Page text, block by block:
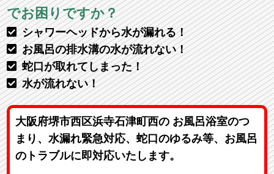
でお困りですか？
シャワーヘッドから水が漏れる！
お風呂の排水溝の水が流れない！
蛇口が取れてしまった！
水が流れない！
大阪府堺市西区浜寺石津町西の お風呂浴室のつ
まり、水漏れ緊急対応、蛇口のゆるみ等、お風呂
のトラブルに即対応いたします。